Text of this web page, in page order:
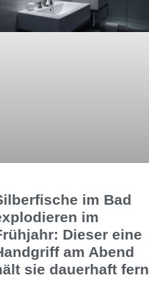
im Bad
im
Dieser eine
am Abend
sie dauerhaft fern